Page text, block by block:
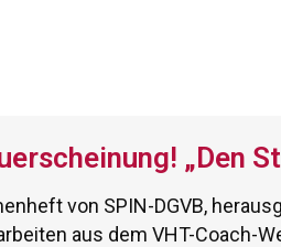
„Den
von SPIN-DGVB,
aus dem VHT-Coach-